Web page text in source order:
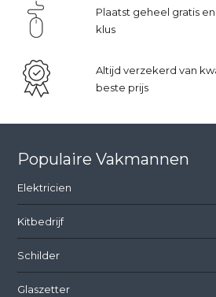
Plaatst geheel gratis
klus
Altijd verzekerd van
beste prijs
Populaire Vakmannen
Elektricien
Kitbedrijf
Schilder
Glaszetter